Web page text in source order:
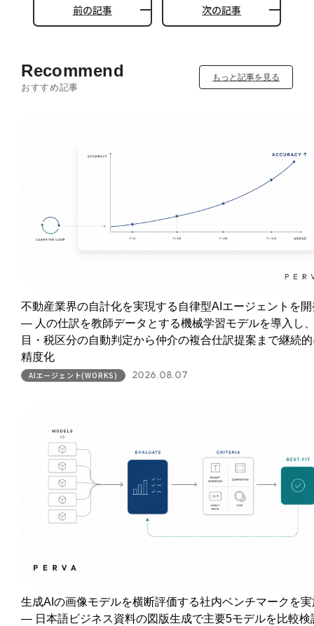
前の記事 次の記事
Recommend
おすすめ記事
もっと記事を見る
不動産業界の自計化を実現する自律型AIエージェントを開
― 人の仕訳を教師データとする機械学習モデルを導入し
目・税区分の自動判定から仲介の複合仕訳提案まで継続
精度化
AIエージェント(WORKS) 2026.08.07
生成AIの画像モデルを横断評価する社内ベンチマークを実
― 日本語ビジネス資料の図版生成で主要5モデルを比較検